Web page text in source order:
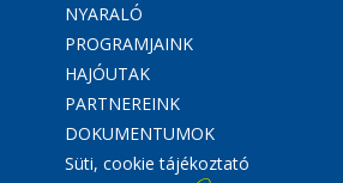
NYARALÓ
PROGRAMJAINK
HAJÓUTAK
PARTNEREINK
DOKUMENTUMOK
Süti, cookie tájékoztató